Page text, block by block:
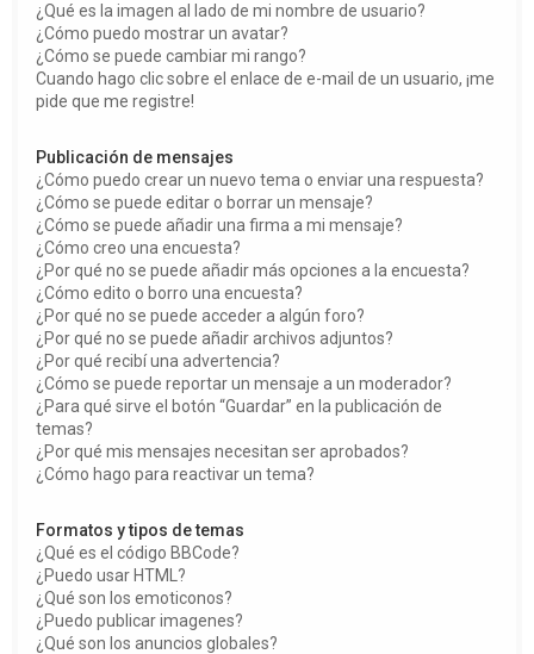
¿Qué es la imagen al lado de mi nombre de usuario?
¿Cómo puedo mostrar un avatar?
¿Cómo se puede cambiar mi rango?
Cuando hago clic sobre el enlace de e-mail de un usuario, ¡me
pide que me registre!
Publicación de mensajes
¿Cómo puedo crear un nuevo tema o enviar una respuesta?
¿Cómo se puede editar o borrar un mensaje?
¿Cómo se puede añadir una firma a mi mensaje?
¿Cómo creo una encuesta?
¿Por qué no se puede añadir más opciones a la encuesta?
¿Cómo edito o borro una encuesta?
¿Por qué no se puede acceder a algún foro?
¿Por qué no se puede añadir archivos adjuntos?
¿Por qué recibí una advertencia?
¿Cómo se puede reportar un mensaje a un moderador?
¿Para qué sirve el botón “Guardar” en la publicación de
temas?
¿Por qué mis mensajes necesitan ser aprobados?
¿Cómo hago para reactivar un tema?
Formatos y tipos de temas
¿Qué es el código BBCode?
¿Puedo usar HTML?
¿Qué son los emoticonos?
¿Puedo publicar imagenes?
¿Qué son los anuncios globales?